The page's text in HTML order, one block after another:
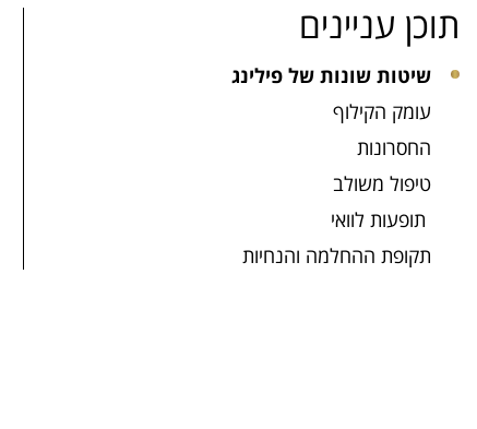
תוכן עניינים
שיטות שונות של פילינג
עומק הקילוף
החסרונות
טיפול משולב
תופעות לוואי
תקופת ההחלמה והנחיות